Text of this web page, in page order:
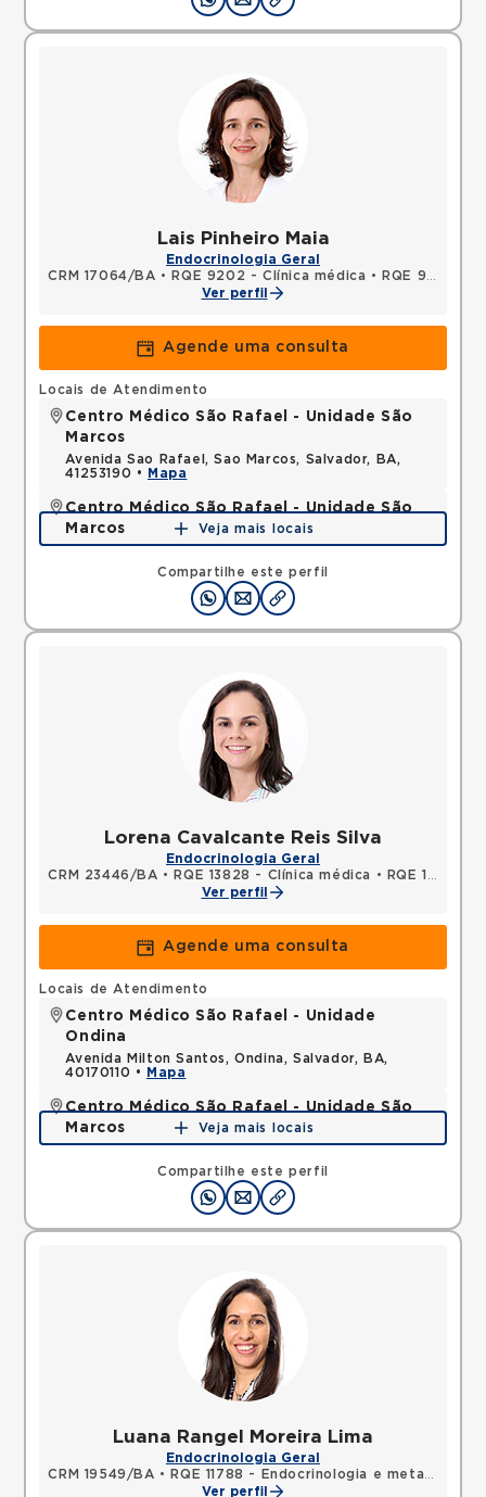
Lais Pinheiro Maia
Endocrinologia Geral
CRM 17064/BA • RQE 9202 - Clínica médica •
RQE 9967 - Endocrinologia e metabologia
Ver perfil
Agende uma consulta
Compartilhe este perfil
Locais de Atendimento
Centro Médico São Rafael - Unidade São
Marcos
Avenida Sao Rafael, Sao Marcos, Salvador, BA,
41253190 •
Mapa
Centro Médico São Rafael - Unidade São
Marcos
Rua Sao Rafael, Sao Marcos, Salvador, BA,
Mapa
Veja mais locais
Lorena Cavalcante Reis Silva
Endocrinologia Geral
CRM 23446/BA • RQE 13828 - Clínica médica •
RQE 13829 - Endocrinologia e metabologia
Ver perfil
Agende uma consulta
Compartilhe este perfil
Locais de Atendimento
Centro Médico São Rafael - Unidade
Ondina
Avenida Milton Santos, Ondina, Salvador, BA,
40170110 •
Mapa
Centro Médico São Rafael - Unidade São
Marcos
Rua Sao Rafael, Sao Marcos, Salvador, BA,
Mapa
Veja mais locais
Luana Rangel Moreira Lima
Endocrinologia Geral
CRM 19549/BA •
RQE 11788 - Endocrinologia e metabologia
Ver perfil